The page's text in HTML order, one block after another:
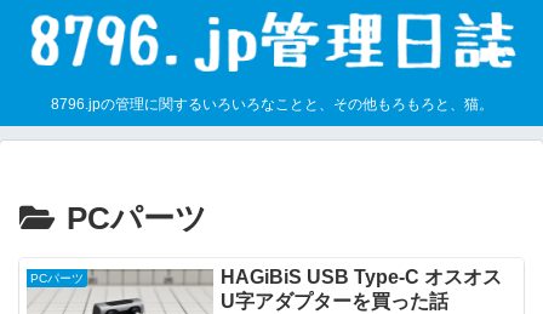
8796.jpの管理に関するいろいろなことと、その他もろもろと、猫。
PCパーツ
PCパーツ
HAGiBiS USB Type-C オスオス
U字アダプターを買った話